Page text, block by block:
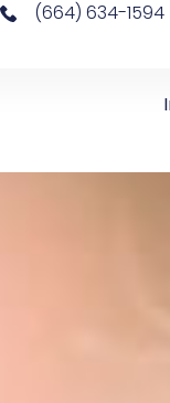
(664) 634-1594